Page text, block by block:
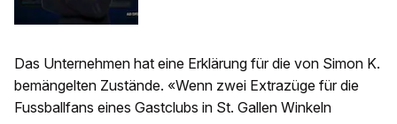
Das Unternehmen hat eine Erklärung für die von Simon K.
bemängelten Zustände. «Wenn zwei Extrazüge für die
Fussballfans eines Gastclubs in St. Gallen Winkeln